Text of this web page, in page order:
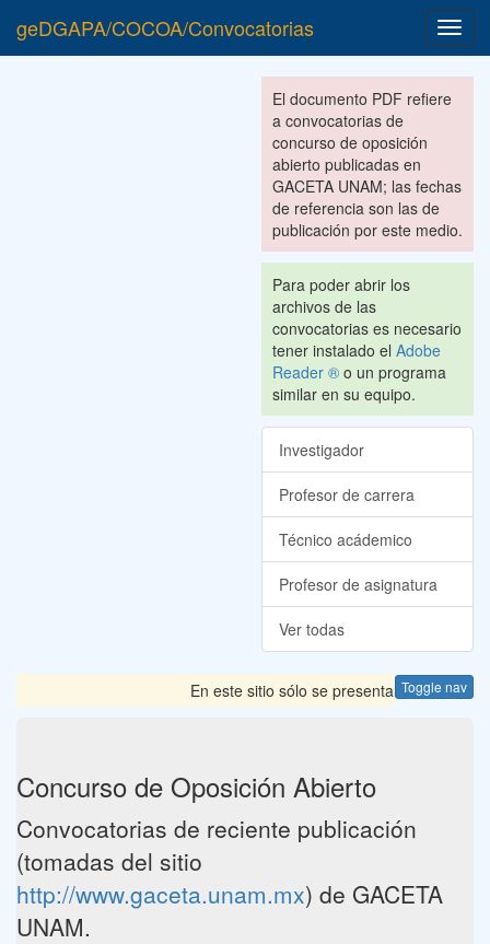
geDGAPA/COCOA/Convocatorias
El documento PDF refiere
a convocatorias de
concurso de oposición
abierto publicadas en
GACETA UNAM; las fechas
de referencia son las de
publicación por este medio.
Para poder abrir los
archivos de las
convocatorias es necesario
tener instalado el Adobe
Reader ® o un programa
similar en su equipo.
Investigador
Profesor de carrera
Técnico acádemico
Profesor de asignatura
Ver todas
Toggle nav
En este sitio sólo se presentan las
Concurso de Oposición Abierto
Convocatorias de reciente publicación
(tomadas del sitio
http://www.gaceta.unam.mx) de GACETA
UNAM.